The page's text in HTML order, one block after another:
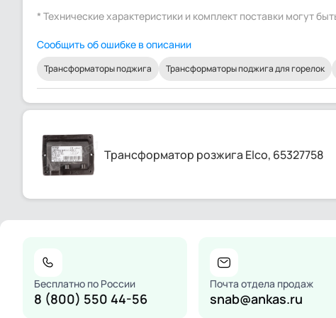
* Технические характеристики и комплект поставки могут
Сообщить об ошибке в описании
Трансформаторы поджига Трансформаторы поджига для горелок
Трансформатор розжига Elco, 65327758
Бесплатно по России
8 (800) 550 44-56
Почта отдела продаж
snab@ankas.ru